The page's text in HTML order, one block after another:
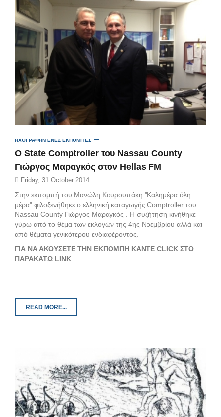
ΗΧΟΓΡΑΦΗΜΈΝΕΣ ΕΚΠΟΜΠΈΣ
Ο State Comptroller του Nassau County
Γιώργος Μαραγκός στον Hellas FM
Friday, 31 October 2014
Στην εκπομπή του Μανώλη Κουρουπάκη "Καλημέρα όλη
μέρα" φιλοξενήθηκε ο ελληνική καταγωγής Comptroller του
Nassau County Γιώργος Μαραγκός . Η συζήτηση κινήθηκε
γύρω από το θέμα των εκλογών της 4ης Νοεμβρίου αλλά και
από θέματα γενικότερου ενδιαφέροντος.
ΓΙΑ ΝΑ ΑΚΟΥΣΕΤΕ ΤΗΝ ΕΚΠΟΜΠΗ ΚΑΝΤΕ CLICK ΣΤΟ
ΠΑΡΑΚΑΤΩ LINK
READ MORE...